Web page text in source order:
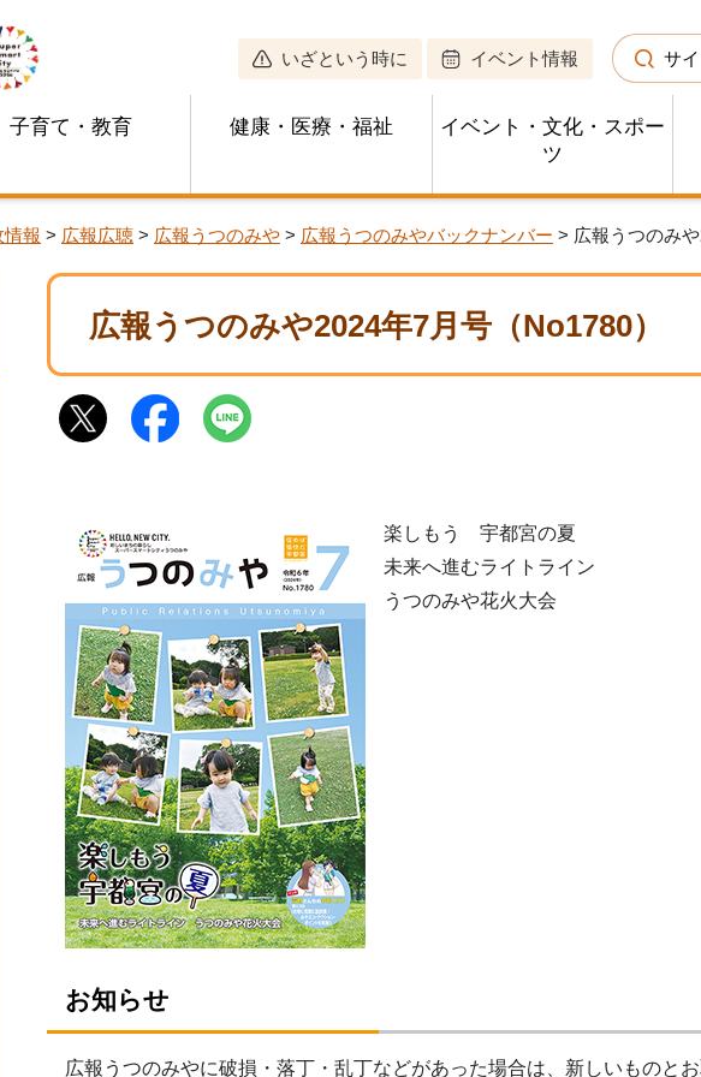
いざという時に イベント情報 サ
子育て・教育 健康・医療・福祉
イベント・文化・スポー
ツ
情報 > 広報広聴 > 広報うつのみや > 広報うつのみやバックナンバー > 広報うつのみや
広報うつのみや2024年7月号（No1780）
楽しもう 宇都宮の夏
未来へ進むライトライン
うつのみや花火大会
お知らせ
広報うつのみやに破損・落丁・乱丁などがあった場合は、新しいものとお